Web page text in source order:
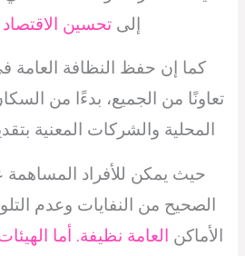
إلىتحسين
كما إن حفظ النظافة العامة
تعاونًا من الجميع، بدءًا من
المحلية والشركات المعنية
حيث يمكن للأفراد
الصحيح من النفايات وعدم
الأماكن العامة نظيفة. أما